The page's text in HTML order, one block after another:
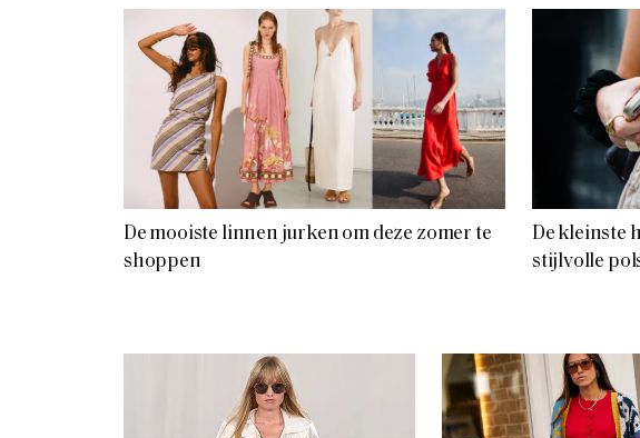
De mooiste linnen jurken om deze zomer te
shoppen
De kleinste
stijlvolle